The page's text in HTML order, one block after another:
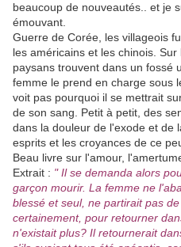
beaucoup de nouveautés.. et je
émouvant.
Guerre de Corée, les villageois
les américains et les chinois.
paysans trouvent dans un fossé
femme le prend en charge sous
voit pas pourquoi il se mettrait
de son sang. Petit à petit, des
dans la douleur de l'exode et de
esprits et les croyances de ce
Beau livre sur l'amour,
Extrait : " Il se demanda alors
garçon mourir. La femme ne
blessé et seul, ne partirait pas
certainement, pour retourner
n'existait plus? Il retournerait